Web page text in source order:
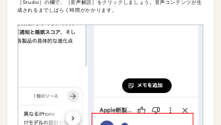
［Studio］の欄で、［音声解説］をクリックしましょう。音声コンテンツが生
成されるまでしばらく時間がかかります。